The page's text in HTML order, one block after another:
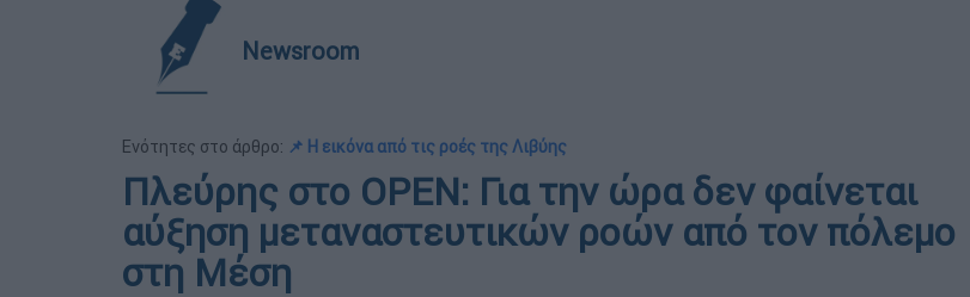
Newsroom
Ενότητες στο άρθρο: 📌 Η εικόνα από τις ροές της Λιβύης
Πλεύρης στο OPEN: Για την ώρα δεν φαίνεται
αύξηση μεταναστευτικών ροών από τον πόλεμο
στη Μέση